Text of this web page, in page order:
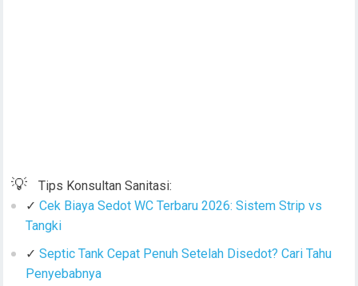
💡
Tips Konsultan Sanitasi:
✓ Cek Biaya Sedot WC Terbaru 2026: Sistem Strip vs
Tangki
✓ Septic Tank Cepat Penuh Setelah Disedot? Cari Tahu
Penyebabnya